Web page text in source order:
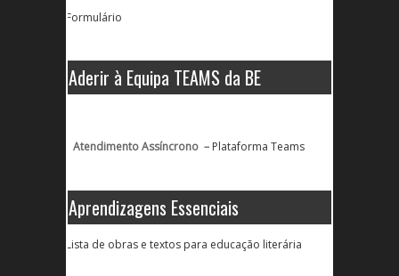
Formulário
Aderir à Equipa TEAMS da BE
Atendimento Assíncrono – Plataforma Teams
Aprendizagens Essenciais
Lista de obras e textos para educação literária